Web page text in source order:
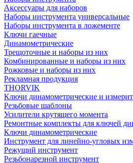
Аксессуары для наборов
Наборы инструмента универсальные
Наборы инструмента в ложементе
Ключи гаечные
Динамометрические
Трещоточные и наборы из них
Комбинированные и наборы из них
Рожковые и наборы из них
Рекламная продукция
THORVIK
Ключи динамометрические и
Резьбовые шаблоны
Усилители крутящего момента
Ремонтные комплекты для ключей
Ключи динамометрические
Инструмент для линейно-угловых
Режущий инструмент
Резьбонарезной инструмент